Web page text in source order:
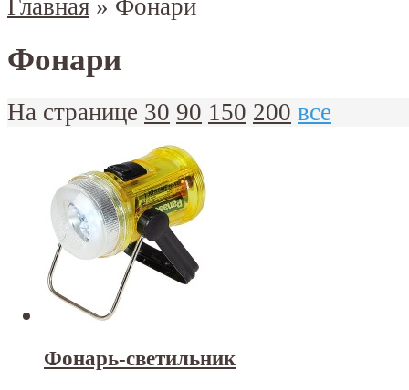
Главная » Фонари
Фонари
На странице 30 90 150 200 все
Фонарь-светильник